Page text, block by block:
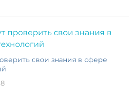
свои знания в сфере